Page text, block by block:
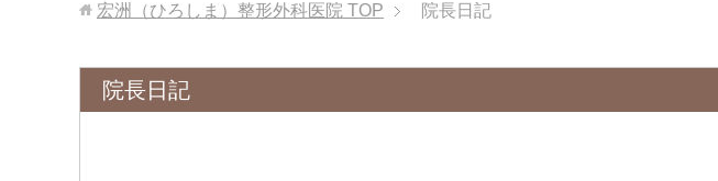
宏洲（ひろしま）整形外科医院 TOP 院長日記
院長日記